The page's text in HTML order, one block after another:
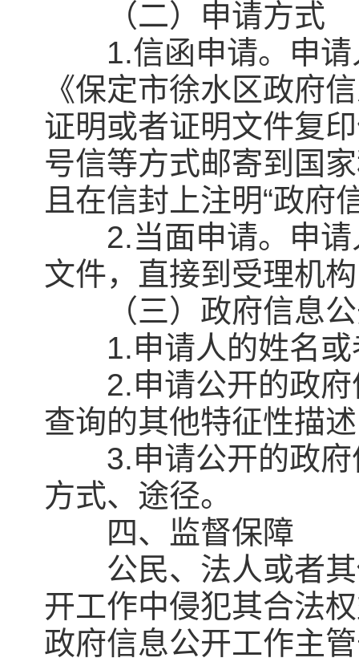
（二）申请方式
1.信函申请。申请
《保定市徐水区政府
证明或者证明文件复
号信等方式邮寄到国
且在信封上注明“政府
2.当面申请。申请
文件，直接到受理机
（三）政府信息公
1.申请人的姓名或
2.申请公开的政府
查询的其他特征性描
3.申请公开的政府
方式、途径。
四、监督保障
公民、法人或者其
开工作中侵犯其合法
政府信息公开工作主